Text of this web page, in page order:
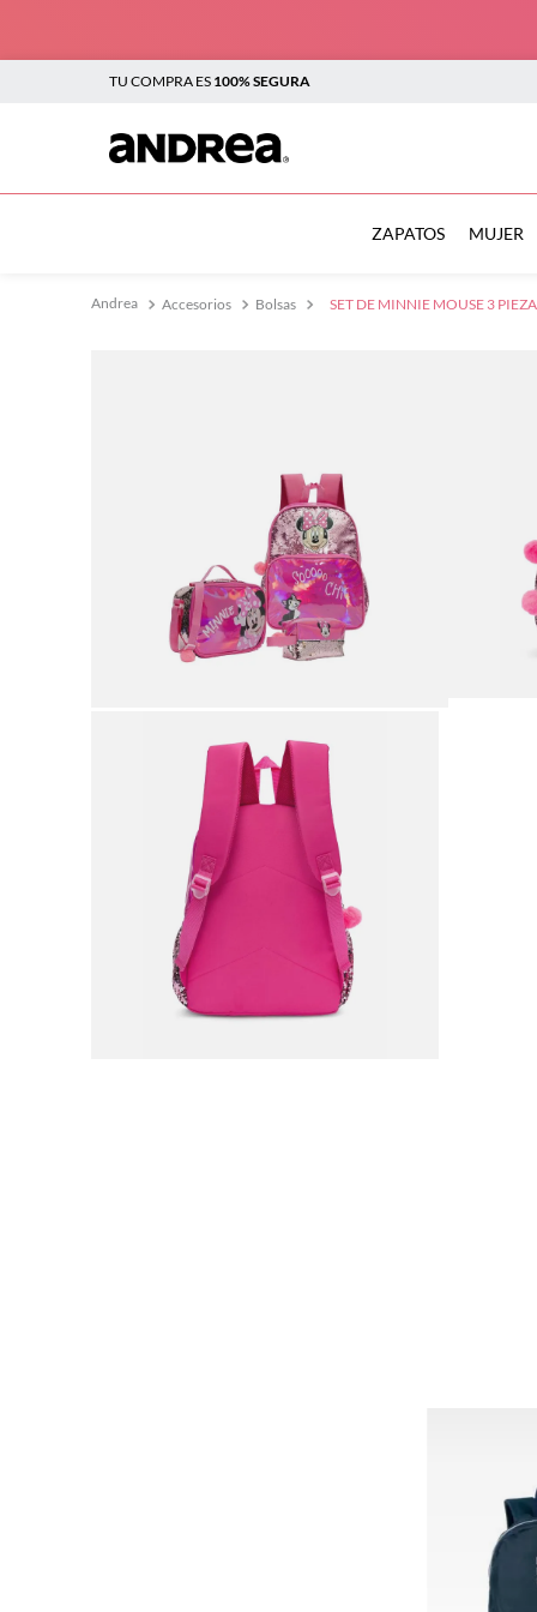
TU COMPRA ES 100% SEGURA
ZAPATOS MUJER
Accesorios Bolsas SET DE MINNIE MOUSE 3
TÉRMINOS MÁS BUSCADOS
tenis mujer